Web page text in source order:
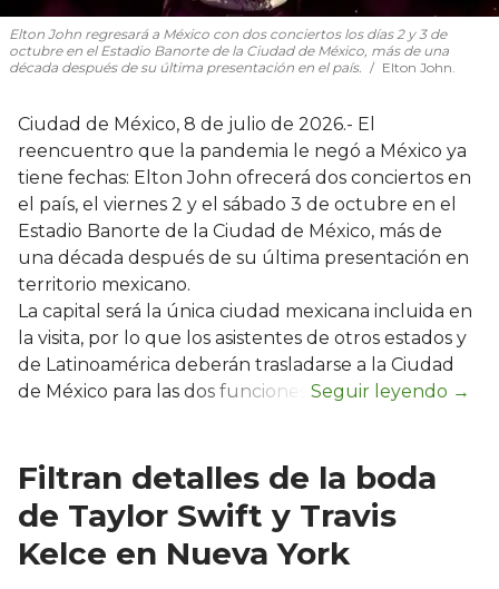
Elton John regresará a México con dos conciertos los días 2 y 3 de
octubre en el Estadio Banorte de la Ciudad de México, más de una
década después de su última presentación en el país.
Elton John.
Ciudad de México, 8 de julio de 2026.- El
reencuentro que la pandemia le negó a México ya
tiene fechas: Elton John ofrecerá dos conciertos en
el país, el viernes 2 y el sábado 3 de octubre en el
Estadio Banorte de la Ciudad de México, más de
una década después de su última presentación en
territorio mexicano.
La capital será la única ciudad mexicana incluida en
la visita, por lo que los asistentes de otros estados y
de Latinoamérica deberán trasladarse a la Ciudad
de México para las dos funciones.
Filtran detalles de la boda
de Taylor Swift y Travis
Kelce en Nueva York